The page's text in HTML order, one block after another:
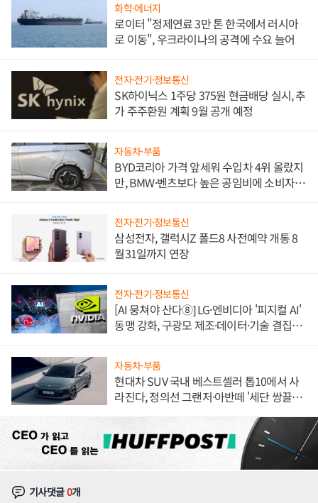
화학·에너지
로이터 "정제연료 3만 톤 한국에서 러시아
로 이동", 우크라이나의 공격에 수요 늘어
전자·전기·정보통신
SK하이닉스 1주당 375원 현금배당 실시, 추
가 주주환원 계획 9월 공개 예정
자동차·부품
BYD코리아 가격 앞세워 수입차 4위 올랐지
만, BMW·벤츠보다 높은 공임비에 소비자
전자·전기·정보통신
삼성전자, 갤럭시Z 폴드8 사전예약 개통 8
월31일까지 연장
전자·전기·정보통신
[AI 뭉쳐야 산다⑧] LG·엔비디아 '피지컬 AI'
동맹 강화, 구광모 제조·데이터·기술 결집
자동차·부품
현대차 SUV 국내 베스트셀러 톱10에서 사
라진다, 정의선 그랜저·아반떼 '세단 쌍끌
기사댓글0개